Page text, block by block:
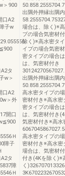
＞900
口A2
子w
タ
w＞
口A2
＞外
開口
Ｈ
障子
タ
障
Ｈ
出隅外押縁出隅
場合は、除く)※
プの場合気密材
除く)※高水密タ
イプの場合気密
密タイプの場合
は、気密材付き
出隅外押縁出隅
高水密タイプの
密材付き※高水密
密タイプの場合
は、気密材付き
気密材付き※高水
高水密タイプの
密材付き※高水密
場合は、気密材
付き(4Kを除く)※
く